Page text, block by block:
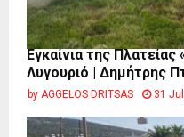
Εγκαίνια της
Λυγουριό | Δημήτρης
by AGGELOS DRITSAS 31